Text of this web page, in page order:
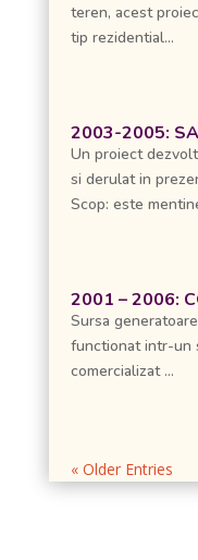
teren, acest
tip rezidential...
2003-2005:
Un proiect
si derulat in
Scop: este
2001 – 2006:
Sursa
functionat intr-un
comercializat ...
« Older Entries